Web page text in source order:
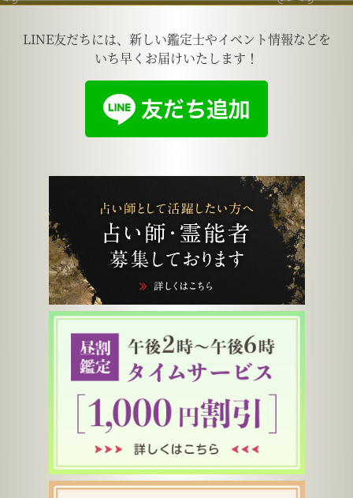
LINE友だちには、新しい鑑定士やイベント情報などを
いち早くお届けいたします！